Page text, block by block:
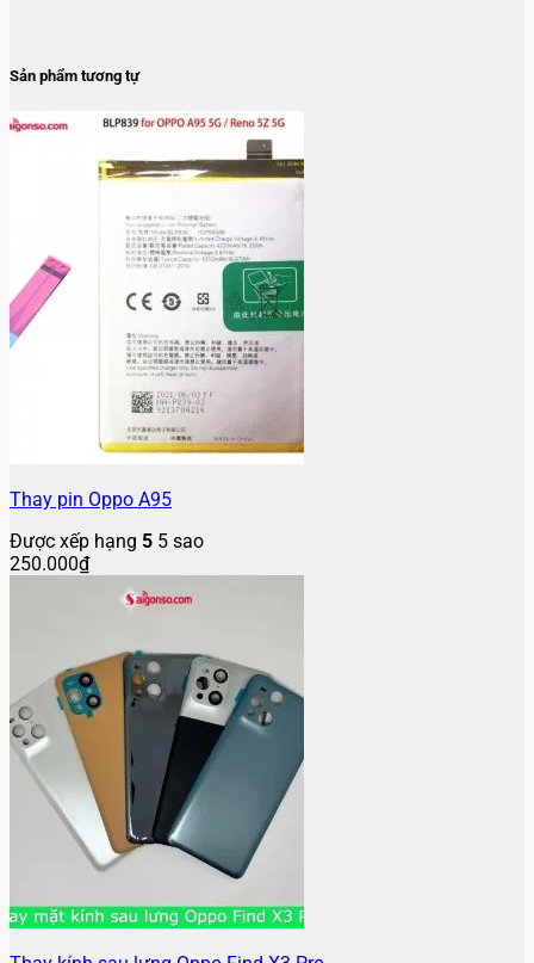
Sản phẩm tương tự
Thay pin Oppo A95
Được xếp hạng 5 5 sao
250.000₫